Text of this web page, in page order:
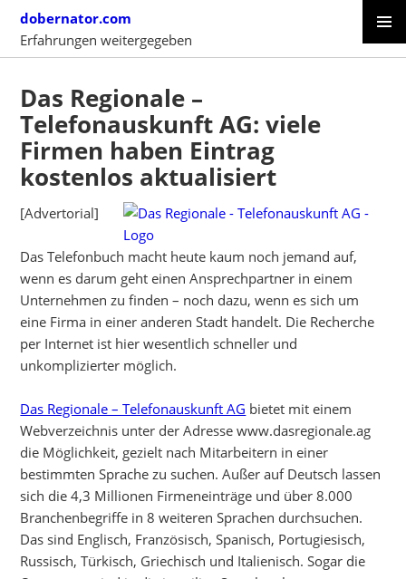
content
dobernator.com
Erfahrungen weitergegeben
CONTENT
Das Regionale –
Telefonauskunft AG: viele
Firmen haben Eintrag
kostenlos aktualisiert
[Advertorial]
Das Telefonbuch macht heute kaum noch jemand auf,
wenn es darum geht einen Ansprechpartner in einem
Unternehmen zu finden – noch dazu, wenn es sich um
eine Firma in einer anderen Stadt handelt. Die Recherche
per Internet ist hier wesentlich schneller und
unkomplizierter möglich.
Das Regionale – Telefonauskunft AG bietet mit einem
Webverzeichnis unter der Adresse www.dasregionale.ag
die Möglichkeit, gezielt nach Mitarbeitern in einer
bestimmten Sprache zu suchen. Außer auf Deutsch lassen
sich die 4,3 Millionen Firmeneinträge und über 8.000
Branchenbegriffe in 8 weiteren Sprachen durchsuchen.
Das sind Englisch, Französisch, Spanisch, Portugiesisch,
Russisch, Türkisch, Griechisch und Italienisch. Sogar die